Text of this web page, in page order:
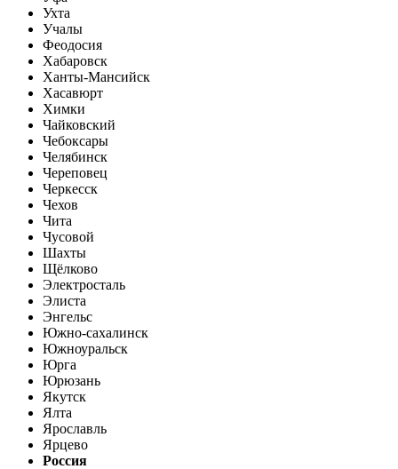
Ухта
Учалы
Феодосия
Хабаровск
Ханты-Мансийск
Хасавюрт
Химки
Чайковский
Чебоксары
Челябинск
Череповец
Черкесск
Чехов
Чита
Чусовой
Шахты
Щёлково
Электросталь
Элиста
Энгельс
Южно-сахалинск
Южноуральск
Юрга
Юрюзань
Якутск
Ялта
Ярославль
Ярцево
Россия